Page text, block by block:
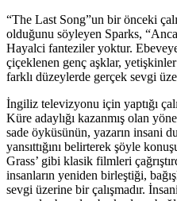
“The Last Song”un bir önceki
olduğunu söyleyen Sparks,
Hayalci fanteziler yoktur.
çiçeklenen genç aşklar,
farklı düzeylerde gerçek sevgi
İngiliz televizyonu için yaptığı
Küre adaylığı kazanmış olan
sade öyküsünün, yazarın insani
yansıttığını belirterek şöyle
Grass’ gibi klasik filmleri
insanların yeniden birleştiği,
sevgi üzerine bir çalışmadır.